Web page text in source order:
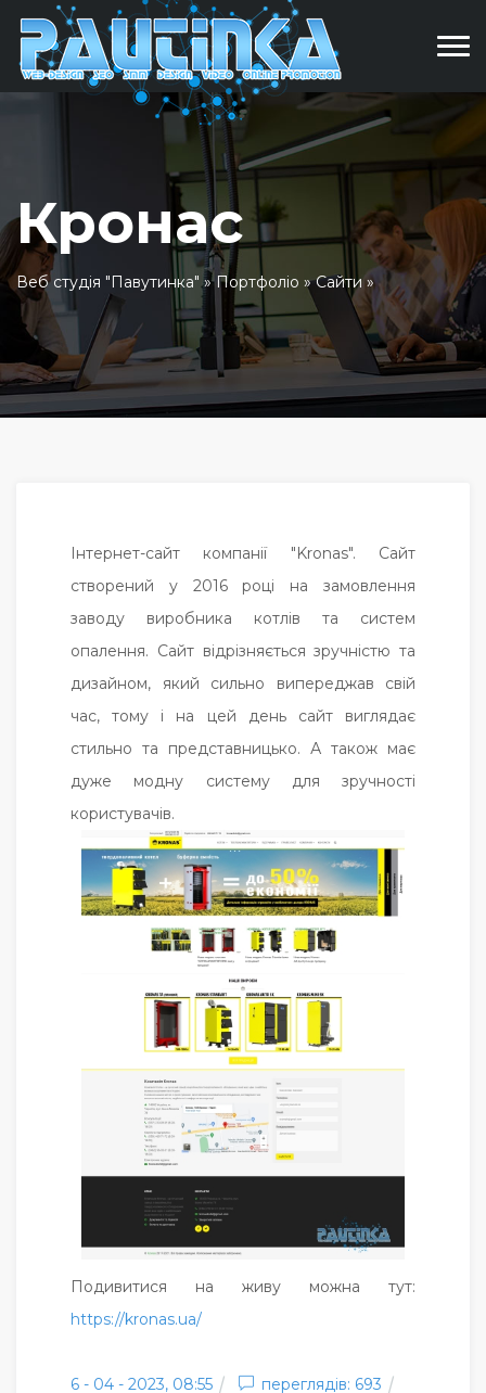
Кронас
Веб студія "Павутинка"»Портфоліо »Сайти»
Інтернет-сайт компанії "Kronas". Сайт
створений у 2016 році на замовлення
заводу виробника котлів та систем
опалення. Сайт відрізняється зручністю та
дизайном, який сильно випереджав свій
час, тому і на цей день сайт виглядає
стильно та представницько. А також має
дуже модну систему для зручності
користувачів.
Подивитися на живу можна тут:
https://kronas.ua/
6 - 04 - 2023, 08:55
переглядів: 693